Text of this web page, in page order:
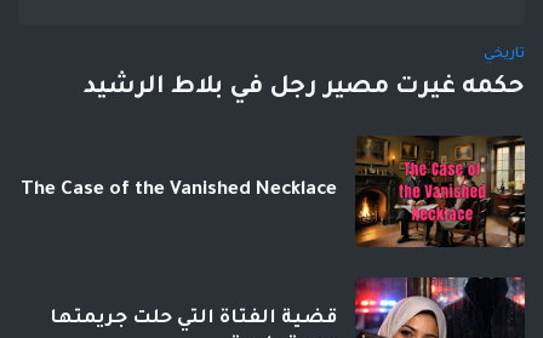
تاريخي
حكمه غيرت مصير رجل في بلاط الرشيد
The Case of the Vanished Necklace
قضية الفتاة التي حلت جريمتها